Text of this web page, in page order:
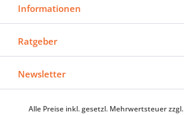
Informationen
Ratgeber
Newsletter
Alle Preise inkl. gesetzl. Mehrwertsteuer zzgl.